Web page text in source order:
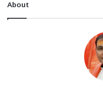
About